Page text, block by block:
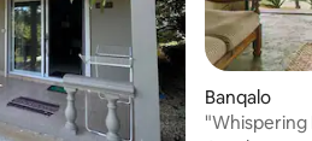
Banqalo
"Whispering